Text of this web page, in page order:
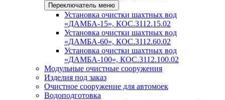
Переключатель меню
Установка очистки шахтных вод
«ДАМБА-15», КОС.3112.15.02
Установка очистки шахтных вод
«ДАМБА-60», КОС.3112.60.02
Установка очистки шахтных вод
«ДАМБА-100», КОС.3112.100.02
Модульные очистные сооружения
Изделия под заказ
Очистное сооружение для автомоек
Водоподготовка